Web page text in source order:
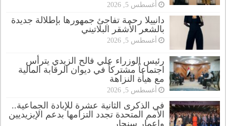
أغسطس 5, 2026
دانييلا رحمة تفاجئ جمهورها بإطلالة جديدة
بالشعر الأشقر البلاتيني
أغسطس 5, 2026
رئيس الوزراء علي فالح الزيدي يترأس
اجتماعاً مشتركاً في ديوان الرقابة المالية
مع هيأة النزاهة
أغسطس 5, 2026
في الذكرى الثانية عشرة للإبادة الجماعية..
الأمم المتحدة تجدد التزامها بدعم الإيزيديين
وإعمار سنجار